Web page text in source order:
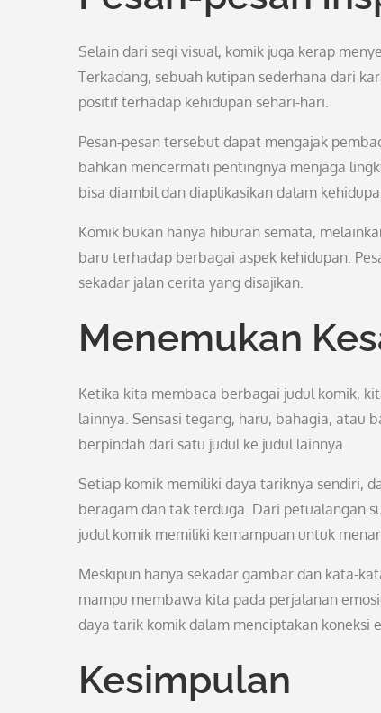
Selain dari segi visual, komik juga kerap
Terkadang, sebuah kutipan sederhana dari
positif terhadap kehidupan sehari-hari.
Pesan-pesan tersebut dapat mengajak
bahkan mencermati pentingnya menjaga
bisa diambil dan diaplikasikan dalam
Komik bukan hanya hiburan semata,
baru terhadap berbagai aspek kehidupan.
sekadar jalan cerita yang disajikan.
Menemukan
Ketika kita membaca berbagai judul komik,
lainnya. Sensasi tegang, haru, bahagia, atau
berpindah dari satu judul ke judul lainnya.
Setiap komik memiliki daya tariknya sendiri,
beragam dan tak terduga. Dari petualangan
judul komik memiliki kemampuan untuk
Meskipun hanya sekadar gambar dan kata-
mampu membawa kita pada perjalanan
daya tarik komik dalam menciptakan koneksi
Kesimpulan